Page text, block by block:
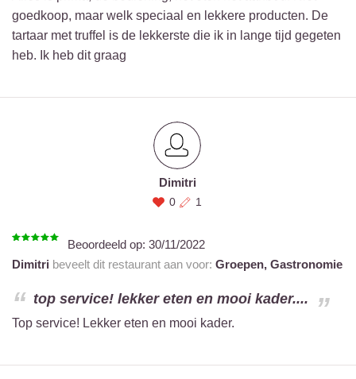
goedkoop, maar welk speciaal en lekkere producten. De
tartaar met truffel is de lekkerste die ik in lange tijd gegeten
heb. Ik heb dit graag
Dimitri
0 1
Beoordeeld op: 30/11/2022
Dimitri beveelt dit restaurant aan voor: Groepen, Gastronomie
top service! lekker eten en mooi kader....
Top service! Lekker eten en mooi kader.